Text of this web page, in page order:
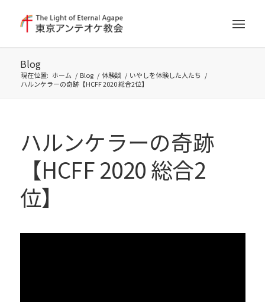
Blog
現在位置: ホーム / Blog / 体験談 / いやしを体験した人たち /
ハルンケラーの奇跡【HCFF 2020 総合2位】
ハルンケラーの奇跡
【HCFF 2020 総合2
位】